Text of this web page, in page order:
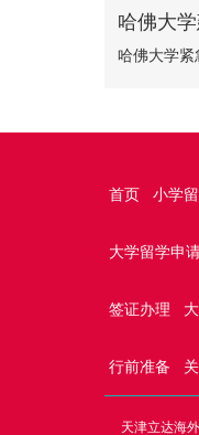
哈佛大学紧
首页 小学
大学留学申
签证办理
行前准备
天津立达海